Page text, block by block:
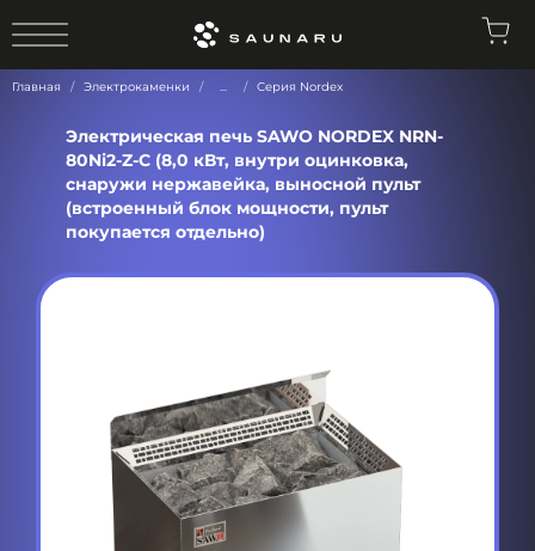
Главная Электрокаменки ... Серия Nordex
Электрическая печь SAWO NORDEX NRN-
80Ni2-Z-C (8,0 кВт, внутри оцинковка,
снаружи нержавейка, выносной пульт
(встроенный блок мощности, пульт
покупается отдельно)